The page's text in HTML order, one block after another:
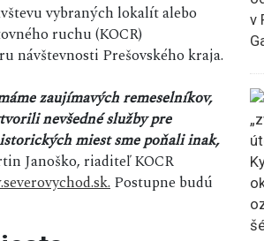
vybraných lokalít alebo
ruchu (KOCR)
návštevnosti Prešovského kraja.
zaujímavých remeselníkov,
nevšedné služby pre
miest sme poňali inak,
Janoško, riaditeľ KOCR
Postupne budú